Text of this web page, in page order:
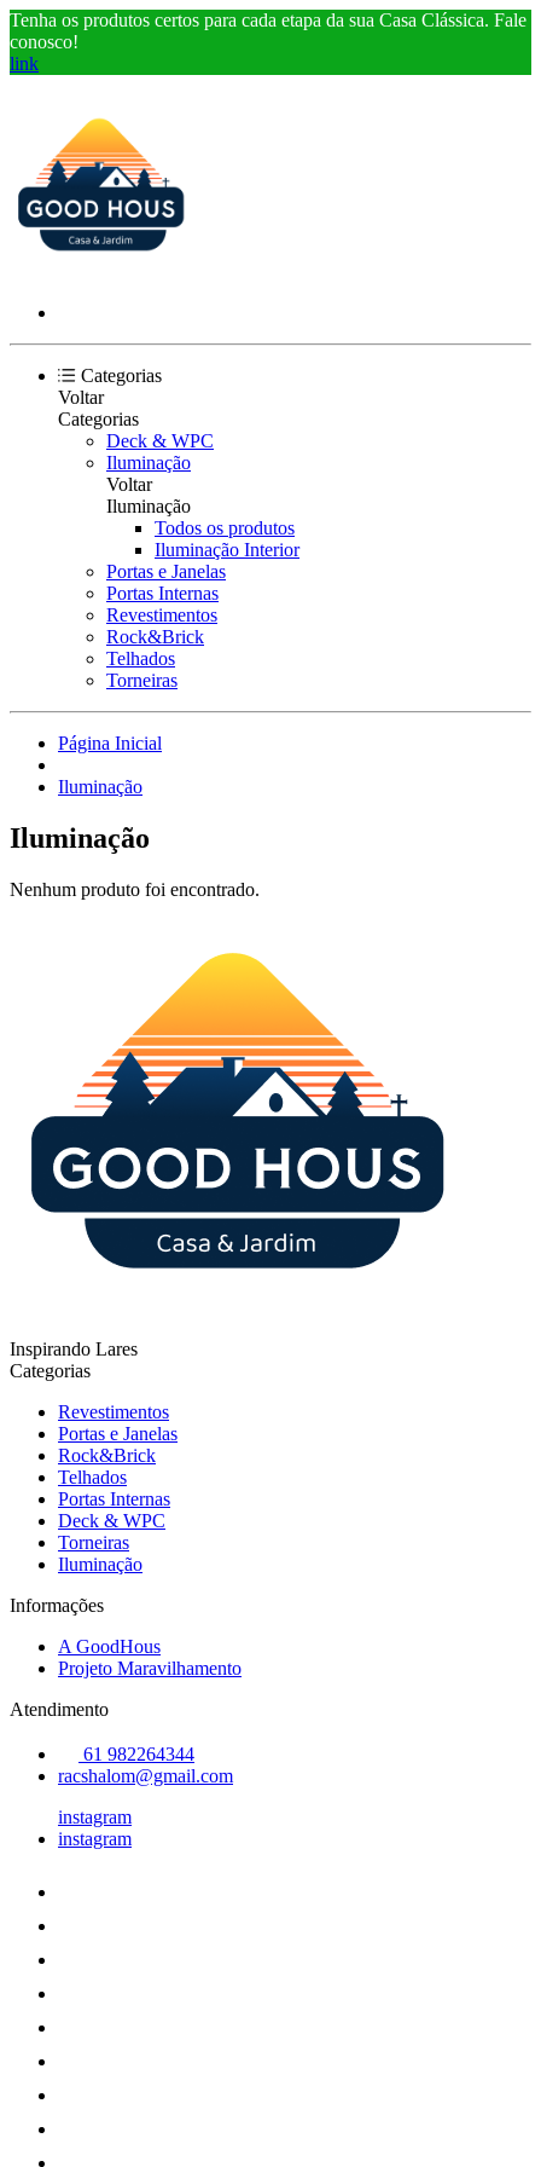
Tenha os produtos certos para cada etapa da sua Casa Clássica. Fale
conosco!
link
Categorias
Voltar
Categorias
Deck & WPC
Iluminação
Voltar
Iluminação
Todos os produtos
Iluminação Interior
Portas e Janelas
Portas Internas
Revestimentos
Rock&Brick
Telhados
Torneiras
Página Inicial
Iluminação
Iluminação
Nenhum produto foi encontrado.
Inspirando Lares
Categorias
Revestimentos
Portas e Janelas
Rock&Brick
Telhados
Portas Internas
Deck & WPC
Torneiras
Iluminação
Informações
A GoodHous
Projeto Maravilhamento
Atendimento
61 982264344
racshalom@gmail.com
instagram
instagram